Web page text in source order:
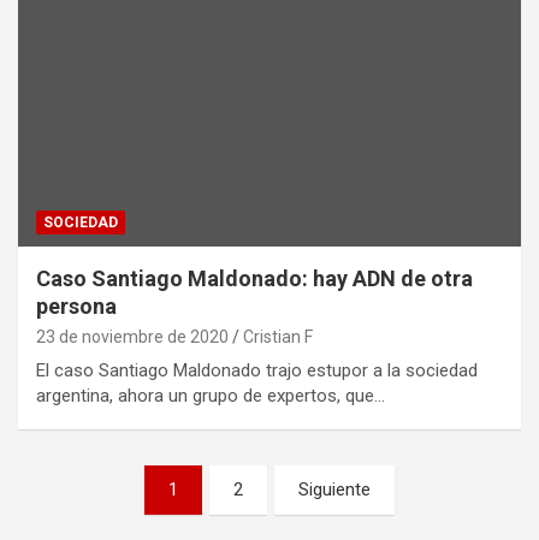
SOCIEDAD
Caso Santiago Maldonado: hay ADN de otra
persona
23 de noviembre de 2020 Cristian F
El caso Santiago Maldonado trajo estupor a la sociedad
argentina, ahora un grupo de expertos, que…
1 2 Siguiente